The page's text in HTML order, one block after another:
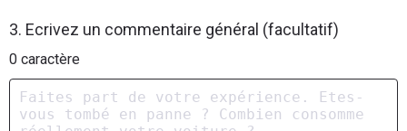
3. Ecrivez un commentaire général (facultatif)
0 caractère